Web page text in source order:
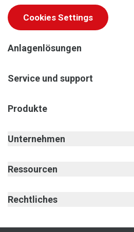
Cookies Settings
Anlagenlösungen
Service und support
Produkte
Unternehmen
Ressourcen
Rechtliches